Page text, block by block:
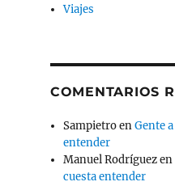
Viajes
COMENTARIOS
SampietroenGente
entender
Manuel Rodríguezen
cuesta entender